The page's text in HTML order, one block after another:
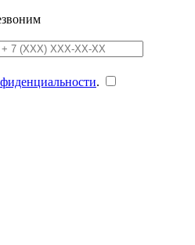
.